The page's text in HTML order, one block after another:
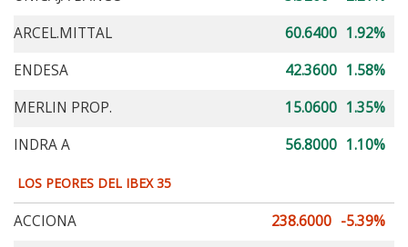
ARCEL.MITTAL
60.6400 1.92%
ENDESA
42.3600 1.58%
MERLIN PROP.
15.0600 1.35%
INDRA A
56.8000 1.10%
LOS PEORES DEL IBEX 35
ACCIONA 238.6000 -5.39%